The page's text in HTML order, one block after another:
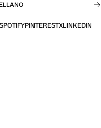
PINTERESTXLINKEDIN